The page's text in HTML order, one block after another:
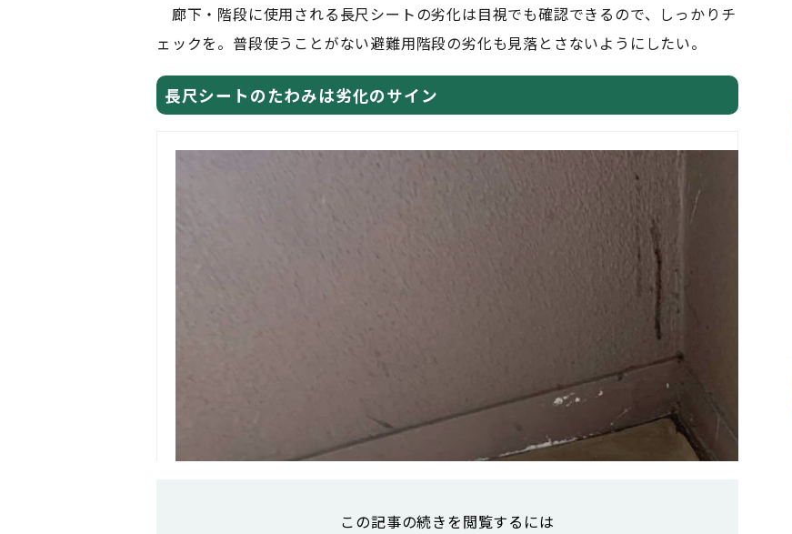
廊下・階段に使用される長尺シートの劣化は目視でも確認できるので、しっかりチ
ェックを。普段使うことがない避難用階段の劣化も見落とさないようにしたい。
長尺シートのたわみは劣化のサイン
この記事の続きを閲覧するには